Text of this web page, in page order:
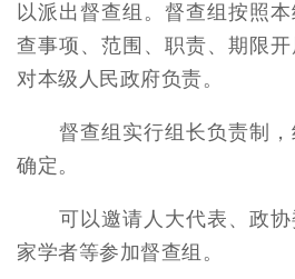
以派出督查组。督查组按照
查事项、范围、职责、期限
对本级人民政府负责。
督查组实行组长负责制，
确定。
可以邀请人大代表、政协
家学者等参加督查组。